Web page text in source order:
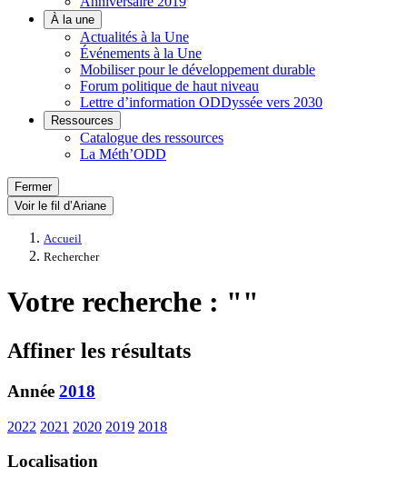
À la une
Actualités à la Une
Événements à la Une
Mobiliser pour le développement durable
Forum politique de haut niveau
Lettre d’information ODDyssée vers 2030
Ressources
Catalogue des ressources
La Méth’ODD
Fermer
Voir le fil d’Ariane
Accueil
Rechercher
Votre recherche : ""
Affiner les résultats
Année 2018
2022 2021 2020 2019 2018
Localisation